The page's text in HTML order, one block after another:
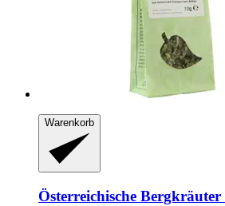
Warenkorb
Österreichische Bergkräuter